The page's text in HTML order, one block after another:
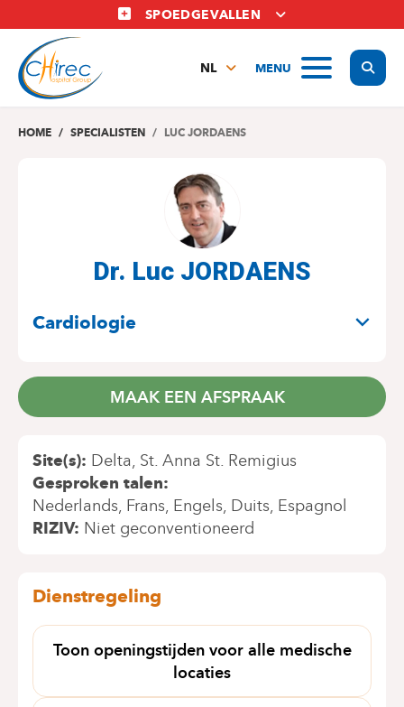
en
naar
inhoud
SPOEDGEVALLEN
MENU
NL
EN
HOME SPECIALISTEN LUC JORDAENS
Dr. Luc JORDAENS
Cardiologie
MAAK EEN AFSPRAAK
Site(s) Delta St. Anna St. Remigius
Gesproken talen
Nederlands Frans Engels Duits Espagnol
RIZIV Niet geconventioneerd
Dienstregeling
Toon openingstijden voor alle medische
locaties